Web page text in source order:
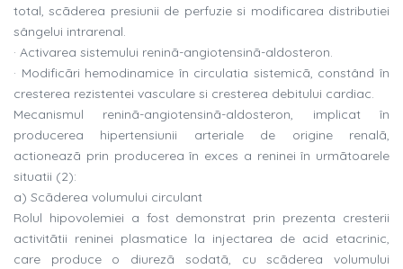
total, scãderea presiunii de perfuzie si modificarea distributiei
sângelui intrarenal.
· Activarea sistemului reninã-angiotensinã-aldosteron.
· Modificãri hemodinamice în circulatia sistemicã, constând în
cresterea rezistentei vasculare si cresterea debitului cardiac.
Mecanismul reninã-angiotensinã-aldosteron, implicat în
producerea hipertensiunii arteriale de origine renalã,
actioneazã prin producerea în exces a reninei în urmãtoarele
situatii (2):
a) Scãderea volumului circulant
Rolul hipovolemiei a fost demonstrat prin prezenta cresterii
activitãtii reninei plasmatice la injectarea de acid etacrinic,
care produce o diurezã sodatã, cu scãderea volumului